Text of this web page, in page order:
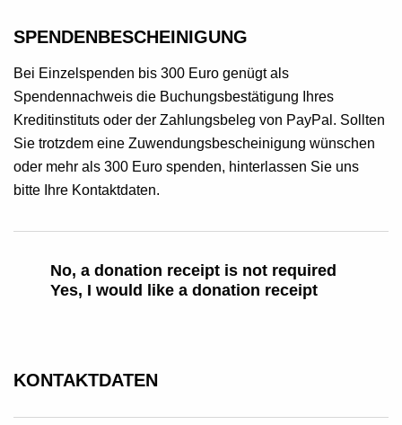
SPENDENBESCHEINIGUNG
Bei Einzelspenden bis 300 Euro genügt als
Spendennachweis die Buchungsbestätigung Ihres
Kreditinstituts oder der Zahlungsbeleg von PayPal. Sollten
Sie trotzdem eine Zuwendungsbescheinigung wünschen
oder mehr als 300 Euro spenden, hinterlassen Sie uns
bitte Ihre Kontaktdaten.
No, a donation receipt is not required
Yes, I would like a donation receipt
KONTAKTDATEN